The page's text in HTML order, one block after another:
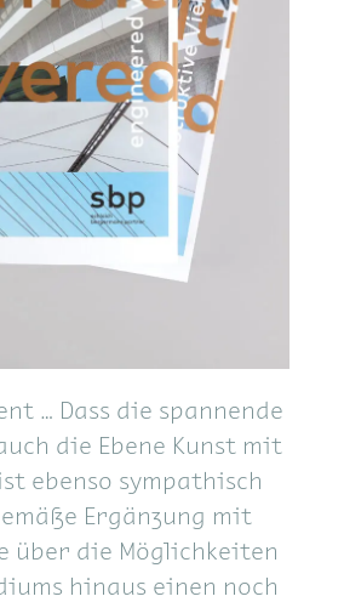
… Dass die spannende
die Ebene Kunst mit
ebenso sympathisch
Ergänzung mit
über die Möglichkeiten
hinaus einen noch